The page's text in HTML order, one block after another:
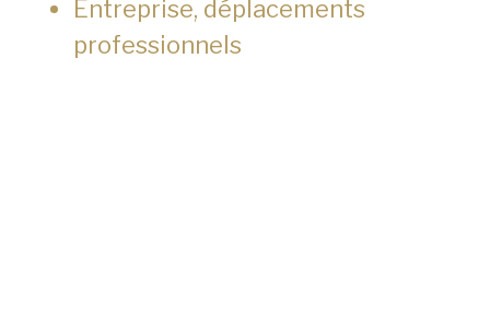
Entreprise, déplacements
professionnels